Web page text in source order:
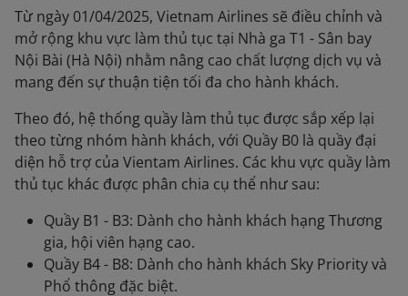
Từ ngày 01/04/2025, Vietnam Airlines sẽ điều chỉnh và
mở rộng khu vực làm thủ tục tại Nhà ga T1 - Sân bay
Nội Bài (Hà Nội) nhằm nâng cao chất lượng dịch vụ và
mang đến sự thuận tiện tối đa cho hành khách.
Theo đó, hệ thống quầy làm thủ tục được sắp xếp lại
theo từng nhóm hành khách, với Quầy B0 là quầy đại
diện hỗ trợ của Vientam Airlines. Các khu vực quầy làm
thủ tục khác được phân chia cụ thể như sau:
Quầy B1 - B3: Dành cho hành khách hạng Thương
gia, hội viên hạng cao.
Quầy B4 - B8: Dành cho hành khách Sky Priority và
Phổ thông đặc biệt.